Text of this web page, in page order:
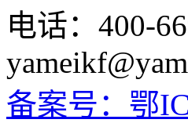
电话：400-
备案号：鄂